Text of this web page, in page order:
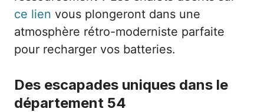
ce lien vous plongeront dans une
atmosphère rétro-moderniste parfaite
pour recharger vos batteries.
Des escapades uniques dans le
département 54